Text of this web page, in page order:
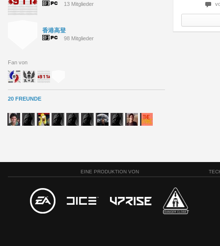
13 Mitglieder
香港高登
98 Mitglieder
Fan von
20 FREUNDE
EINE PRODUKTION VON